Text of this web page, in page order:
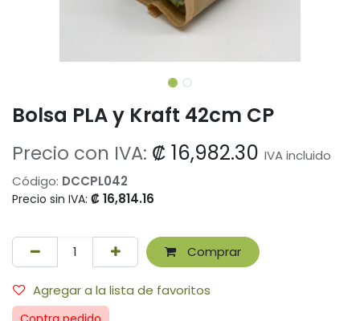
Bolsa PLA y Kraft 42cm CP
Precio con IVA: ₡ 16,982.30 IVA incluido
Código: DCCPL042
Precio sin IVA: ₡16,814.16
Comprar
Agregar a la lista de favoritos